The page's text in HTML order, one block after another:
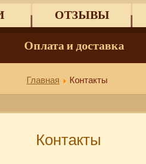
ОТЗЫВЫ
Оплата и доставка
Главная
Контакты
Контакты